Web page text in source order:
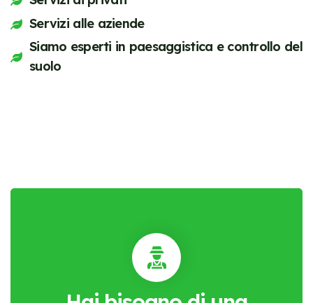
Servizi alle aziende
Siamo esperti in paesaggistica e controllo del
suolo